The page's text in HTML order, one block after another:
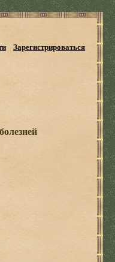
Зарегистрироваться